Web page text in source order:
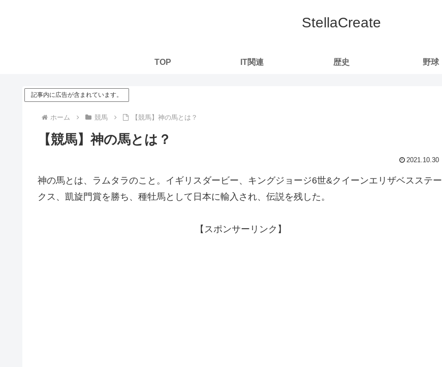
StellaCreate
TOP IT関連 歴史 野球
記事内に広告が含まれています。
ホーム 競馬 【競馬】神の馬とは？
【競馬】神の馬とは？
2021.10.30
神の馬とは、ラムタラのこと。イギリスダービー、キングジョージ6世&クイーンエリザベスステー
クス、凱旋門賞を勝ち、種牡馬として日本に輸入され、伝説を残した。
【スポンサーリンク】